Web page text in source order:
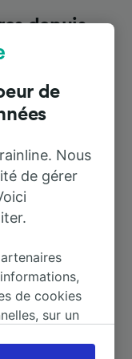
depuis
1 h 0 m
44 m
de
Nous
de gérer
de cookies
sur un
votre